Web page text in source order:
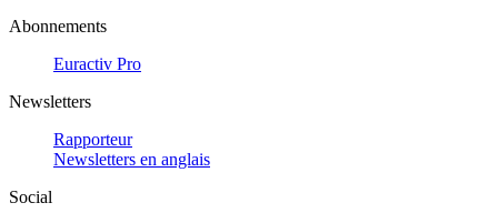
Abonnements
Euractiv Pro
Newsletters
Rapporteur
Newsletters en anglais
Social